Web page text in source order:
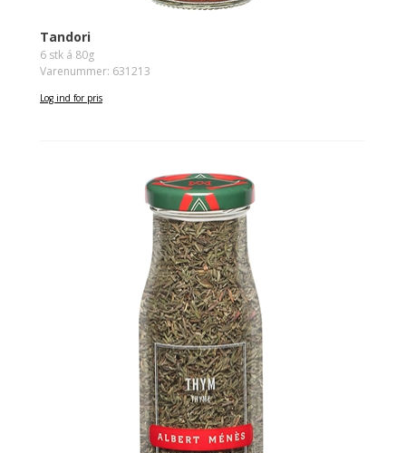
Tandori
6 stk á 80g
Varenummer: 631213
Log ind for pris